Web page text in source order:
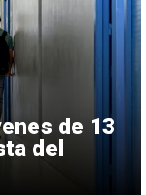
de 13
del